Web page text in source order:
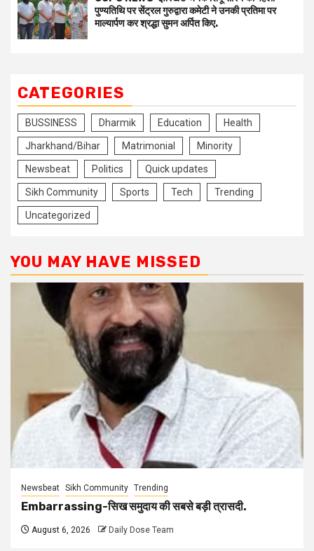
पुण्यतिथि पर सेंट्रल गुरुद्वारा कमेटी ने उनकी प्रतिमा पर
माल्यार्पण कर श्रद्धा सुमन अर्पित किए.
CATEGORIES
BUSSINESS Dharmik Education Health
Jharkhand/Bihar Matrimonial Minority
Newsbeat Politics Quick updates
Sikh Community Sports Tech Trending
Uncategorized
YOU MAY HAVE MISSED
Newsbeat Sikh Community Trending
Embarrassing-सिख समुदाय की सबसे बड़ी त्रासदी.
August 6, 2026 Daily Dose Team